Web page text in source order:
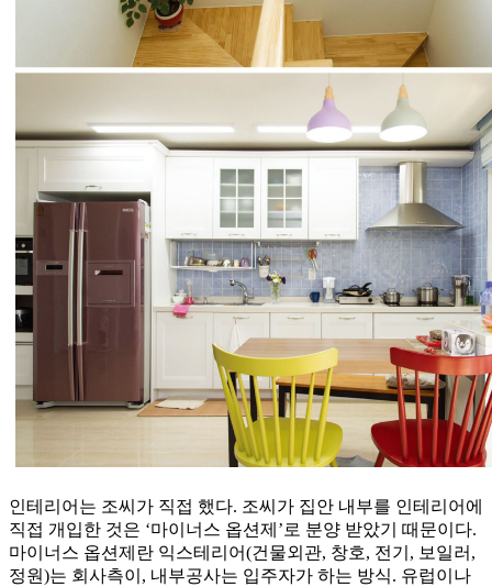
인테리어는 조씨가 직접 했다. 조씨가 집안 내부를 인테리어에
직접 개입한 것은 ‘마이너스 옵션제’로 분양 받았기 때문이다.
마이너스 옵션제란 익스테리어(건물외관, 창호, 전기, 보일러,
정원)는 회사측이, 내부공사는 입주자가 하는 방식. 유럽이나